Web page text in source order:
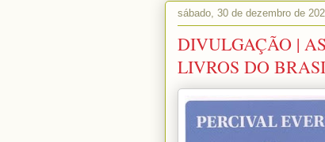
sábado, 30 de dezembro de
DIVULGAÇÃO |
LIVROS DO